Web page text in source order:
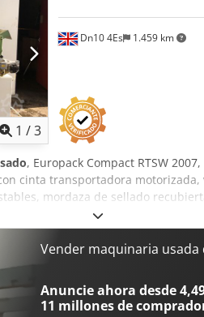
1 /3
Dn10 4Es 1.459 km
, Europack Compact RTSW
cinta transportadora
mordaza de sellado
Vender maquinaria
Anuncie ahora desde
11 millones de